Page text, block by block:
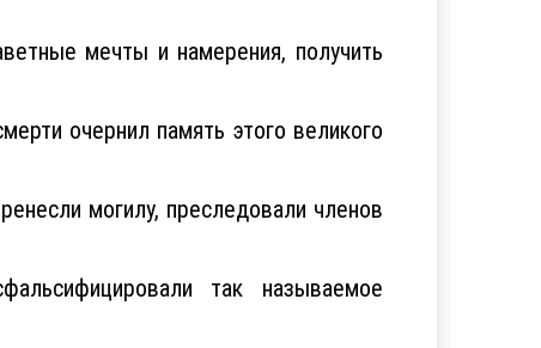
мечты и намерения, получить
очернил память этого великого
могилу, преследовали членов
так называемое